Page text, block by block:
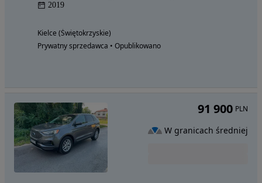
2019
Kielce (Świętokrzyskie)
Prywatny sprzedawca • Opublikowano
91 900 PLN
W granicach średniej